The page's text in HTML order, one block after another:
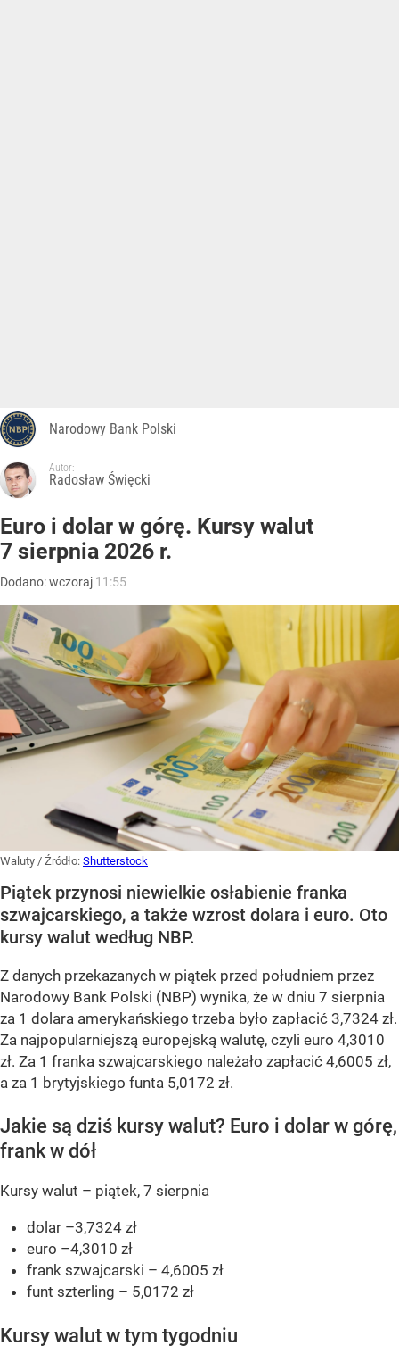
Narodowy Bank Polski
Autor:
Radosław Święcki
Euro i dolar w górę. Kursy walut
7 sierpnia 2026 r.
Dodano:wczoraj 11:55
Waluty / Źródło: Shutterstock
Piątek przynosi niewielkie osłabienie franka
szwajcarskiego, a także wzrost dolara i euro. Oto
kursy walut według NBP.
Z danych przekazanych w piątek przed południem przez
Narodowy Bank Polski (NBP) wynika, że w dniu 7 sierpnia
za 1 dolara amerykańskiego trzeba było zapłacić 3,7324 zł.
Za najpopularniejszą europejską walutę, czyli euro 4,3010
zł. Za 1 franka szwajcarskiego należało zapłacić 4,6005 zł,
a za 1 brytyjskiego funta 5,0172 zł.
Jakie są dziś kursy walut? Euro i dolar w górę,
frank w dół
Kursy walut – piątek, 7 sierpnia
dolar –3,7324 zł
euro –4,3010 zł
frank szwajcarski – 4,6005 zł
funt szterling – 5,0172 zł
Kursy walut w tym tygodniu